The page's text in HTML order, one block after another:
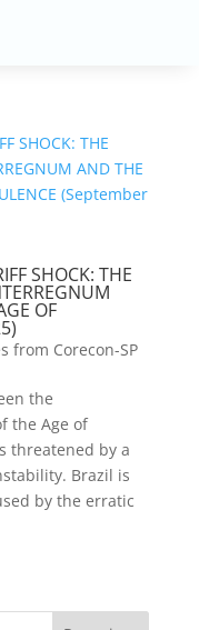
SHOCK: THE
OF
from Corecon-SP
the
the Age of
threatened by a
Brazil is
by the erratic